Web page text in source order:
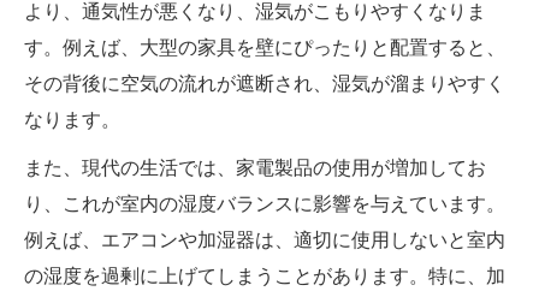
より、通気性が悪くなり、湿気がこもりやすくなりま
す。例えば、大型の家具を壁にぴったりと配置すると、
その背後に空気の流れが遮断され、湿気が溜まりやすく
なります。
また、現代の生活では、家電製品の使用が増加してお
り、これが室内の湿度バランスに影響を与えています。
例えば、エアコンや加湿器は、適切に使用しないと室内
の湿度を過剰に上げてしまうことがあります。特に、加